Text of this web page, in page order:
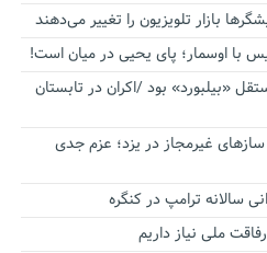
بازار تلویزیون را تغییر می‌دهند
با اوسمار؛ پای یحیی در میان است!
«بیلبورد» بود /اکران در تابستان
غیرمجاز در یزد؛ عزم جدی
سالانه ترامپ در کنگره
ملی نیاز داریم